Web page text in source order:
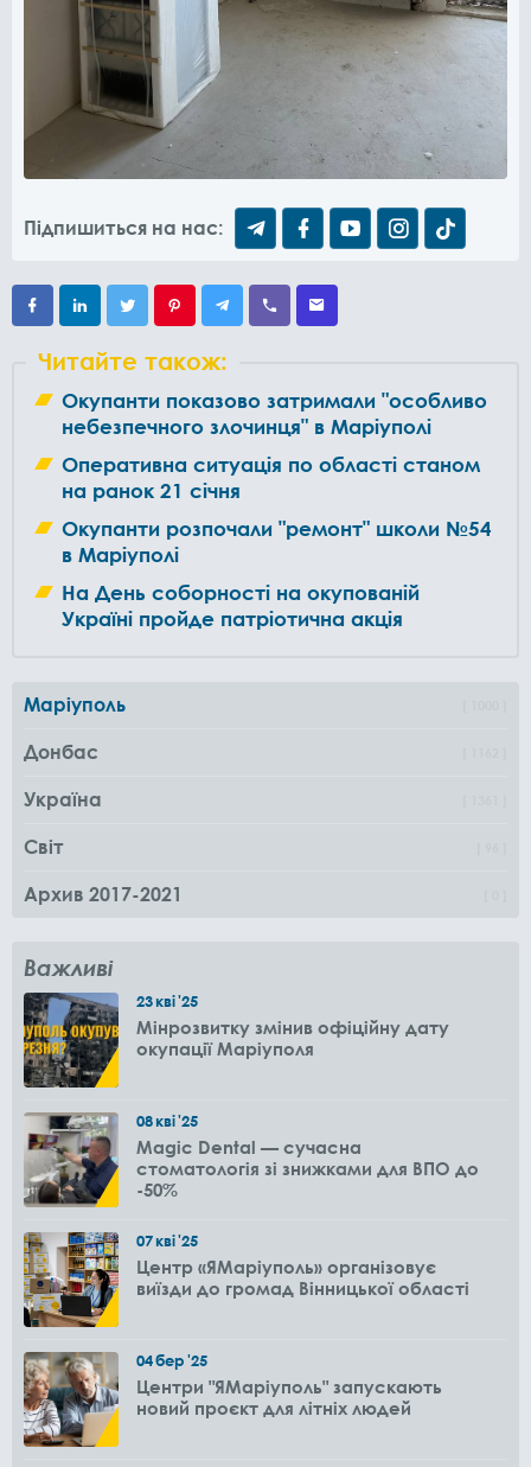
Підпишиться на нас:
Читайте також:
Окупанти показово затримали "особливо
небезпечного злочинця" в Маріуполі
Оперативна ситуація по області станом
на ранок 21 січня
Окупанти розпочали "ремонт" школи №54
в Маріуполі
На День соборності на окупованій
Україні пройде патріотична акція
Маріуполь
Донбас
Україна
Світ
Архив 2017-2021
Важливі
23кві'25
Мінрозвитку змінив офіційну дату
окупації Маріуполя
08кві'25
Magic Dental — сучасна
стоматологія зі знижками для ВПО до
-50%
07кві'25
Центр «ЯМаріуполь» організовує
виїзди до громад Вінницької області
04бер'25
Центри "ЯМаріуполь" запускають
новий проєкт для літніх людей